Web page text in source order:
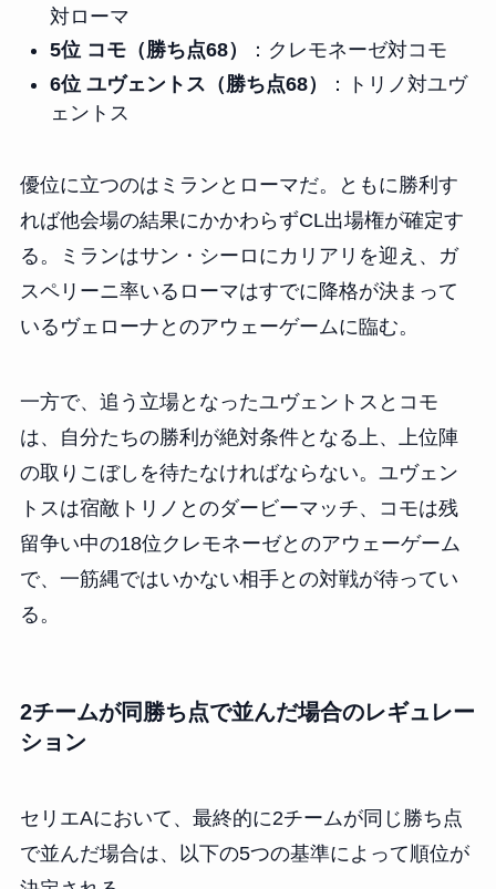
対ローマ
5位 コモ（勝ち点68）
：クレモネーゼ対コモ
6位 ユヴェントス（勝ち点68）
：トリノ対ユヴ
ェントス
優位に立つのはミランとローマだ。ともに勝利す
れば他会場の結果にかかわらずCL出場権が確定す
る。ミランはサン・シーロにカリアリを迎え、ガ
スペリーニ率いるローマはすでに降格が決まって
いるヴェローナとのアウェーゲームに臨む。
一方で、追う立場となったユヴェントスとコモ
は、自分たちの勝利が絶対条件となる上、上位陣
の取りこぼしを待たなければならない。ユヴェン
トスは宿敵トリノとのダービーマッチ、コモは残
留争い中の18位クレモネーゼとのアウェーゲーム
で、一筋縄ではいかない相手との対戦が待ってい
る。
2チームが同勝ち点で並んだ場合のレギュレー
ション
セリエAにおいて、最終的に2チームが同じ勝ち点
で並んだ場合は、以下の5つの基準によって順位が